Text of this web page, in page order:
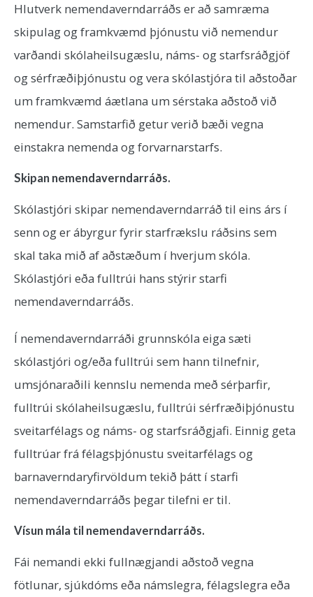
Hlutverk nemendaverndarráðs er að samræma
skipulag og framkvæmd þjónustu við nemendur
varðandi skólaheilsugæslu, náms- og starfsráðgjöf
og sérfræðiþjónustu og vera skólastjóra til aðstoðar
um framkvæmd áætlana um sérstaka aðstoð við
nemendur. Samstarfið getur verið bæði vegna
einstakra nemenda og forvarnarstarfs.
Skipan nemendaverndarráðs.
Skólastjóri skipar nemendaverndarráð til eins árs í
senn og er ábyrgur fyrir starfrækslu ráðsins sem
skal taka mið af aðstæðum í hverjum skóla.
Skólastjóri eða fulltrúi hans stýrir starfi
nemendaverndarráðs.
Í nemendaverndarráði grunnskóla eiga sæti
skólastjóri og/eða fulltrúi sem hann tilnefnir,
umsjónaraðili kennslu nemenda með sérþarfir,
fulltrúi skólaheilsugæslu, fulltrúi sérfræðiþjónustu
sveitarfélags og náms- og starfsráðgjafi. Einnig geta
fulltrúar frá félagsþjónustu sveitarfélags og
barnaverndaryfirvöldum tekið þátt í starfi
nemendaverndarráðs þegar tilefni er til.
Vísun mála til nemendaverndarráðs.
Fái nemandi ekki fullnægjandi aðstoð vegna
fötlunar, sjúkdóms eða námslegra, félagslegra eða